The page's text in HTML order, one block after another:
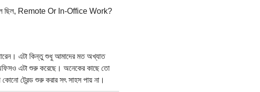
ছিল, Remote Or In-Office Work?
এটা কিন্তু শুধু আমাদের মত অখ্যাত
অফিসও এটা শুরু করেছে। অনেকের কাছে তো
ট্রেন্ড শুরু করার সৎ সাহস পায় না।